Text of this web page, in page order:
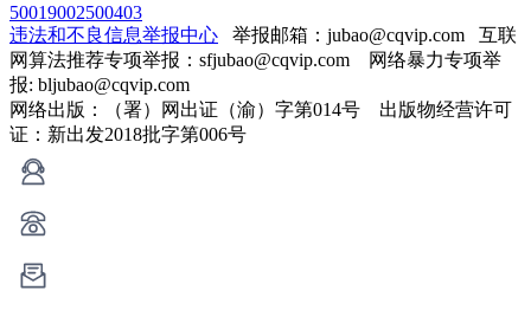
50019002500403
违法和不良信息举报中心 举报邮箱：jubao@cqvip.com 互联
网算法推荐专项举报：sfjubao@cqvip.com 网络暴力专项举
报: bljubao@cqvip.com
网络出版：（署）网出证（渝）字第014号 出版物经营许可
证：新出发2018批字第006号